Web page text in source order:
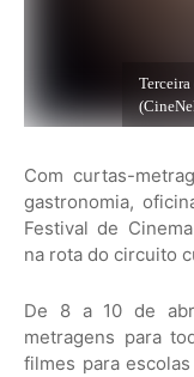
Com curtas-
gastronomia,
Festival de
na rota do circuito
De 8 a 10 de
metragens para
filmes para